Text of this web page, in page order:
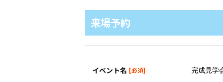
スタッフブロ
来場予約
イベント名